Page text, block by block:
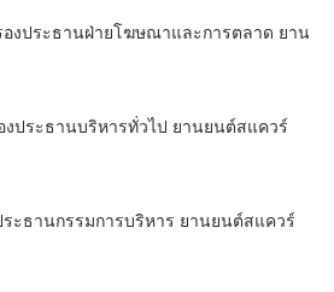
องประธานฝ่ายโฆษณาและการตลาด ยาน
งประธานบริหารทั่วไป ยานยนต์สแควร์
ะธานกรรมการบริหาร ยานยนต์สแควร์